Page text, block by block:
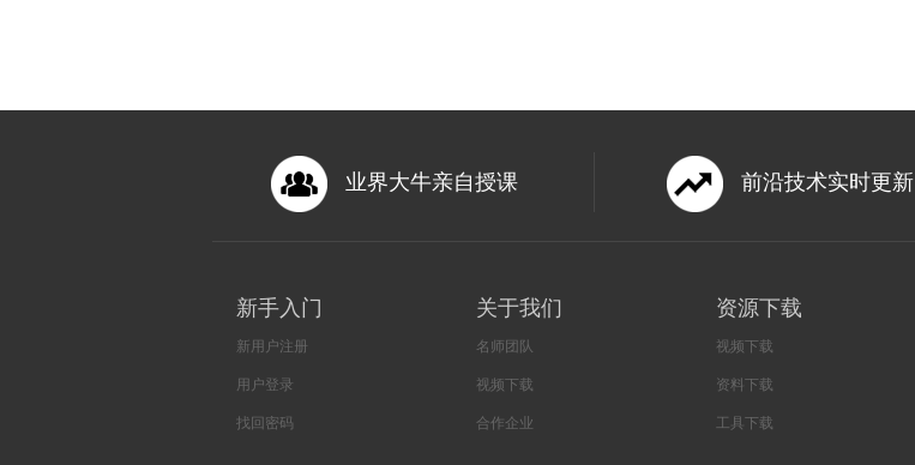
业界大牛亲自授课 前沿技术实时更新
新手入门
新用户注册
用户登录
找回密码
关于我们
名师团队
视频下载
合作企业
资源下载
视频下载
资料下载
工具下载